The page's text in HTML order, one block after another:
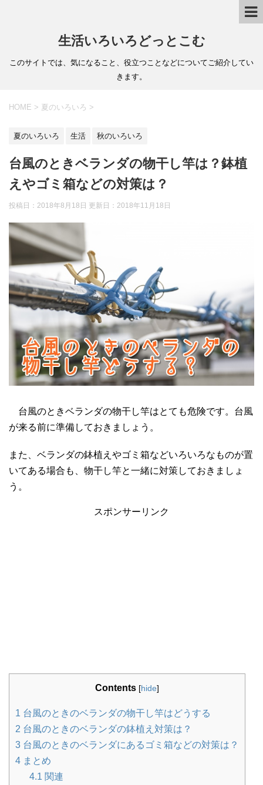
生活いろいろどっとこむ
このサイトでは、気になること、役立つことなどについてご紹介してい
きます。
HOME > 夏のいろいろ >
夏のいろいろ 生活 秋のいろいろ
台風のときベランダの物干し竿は？鉢植
えやゴミ箱などの対策は？
投稿日：2018年8月18日 更新日： 2018年11月18日
台風のときベランダの物干し竿はとても危険です。台風
が来る前に準備しておきましょう。
また、ベランダの鉢植えやゴミ箱などいろいろなものが置
いてある場合も、物干し竿と一緒に対策しておきましょ
う。
スポンサーリンク
Contents [hide]
1 台風のときのベランダの物干し竿はどうする
2 台風のときのベランダの鉢植え対策は？
3 台風のときのベランダにあるゴミ箱などの対策は？
4 まとめ
4.1 関連